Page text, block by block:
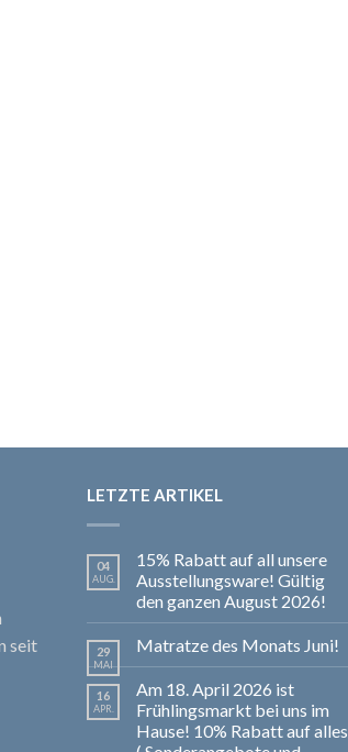
seit
LETZTE ARTIKEL
04
AUG.
15% Rabatt auf all unsere
Ausstellungsware! Gültig
den ganzen August 2026!
29
MAI
Matratze des Monats Juni!
16
APR.
Am 18. April 2026 ist
Frühlingsmarkt bei uns im
Hause! 10% Rabatt auf alles